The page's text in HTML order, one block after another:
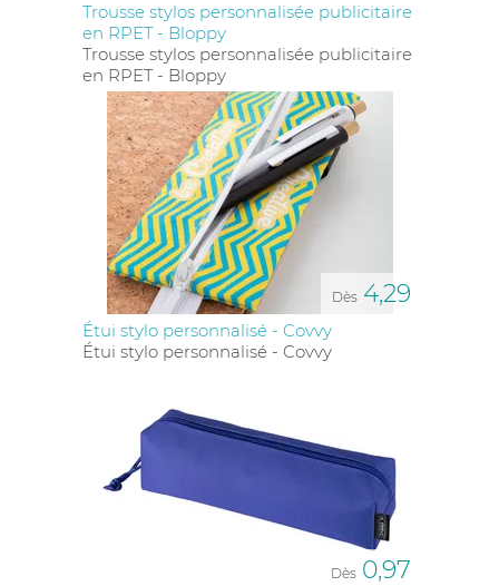
Trousse stylos personnalisée publicitaire
en RPET - Bloppy
Trousse stylos personnalisée publicitaire
en RPET - Bloppy
Dès 4,29
Étui stylo personnalisé - Covvy
Étui stylo personnalisé - Covvy
Dès 0,97